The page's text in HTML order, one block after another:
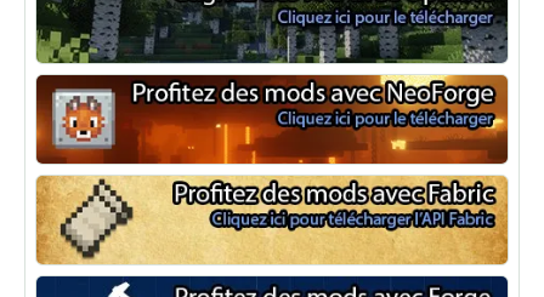
Optifine
NeoForge
Minecraft Fabric